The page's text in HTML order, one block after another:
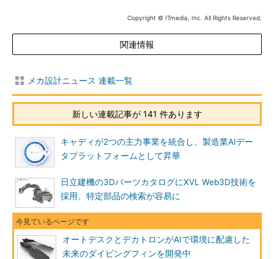
Copyright © ITmedia, Inc. All Rights Reserved.
関連情報
メカ設計ニュース 連載一覧
新しい連載記事が 141 件あります
キャディが2つの主力事業を統合し、製造業AIデー
タプラットフォームとして昇華
日立建機の3DパーツカタログにXVL Web3D技術を
採用、特定部品の検索が容易に
オートデスクとデカトロンがAIで環境に配慮した
未来のダイビングフィンを開発中